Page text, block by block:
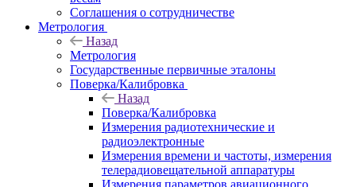
Соглашения о сотрудничестве
Метрология
Назад
Метрология
Государственные первичные эталоны
Поверка/Калибровка
Назад
Поверка/Калибровка
Измерения радиотехнические и
радиоэлектронные
Измерения времени и частоты, измерения
телерадиовещательной аппаратуры
Измерения параметров авиационного